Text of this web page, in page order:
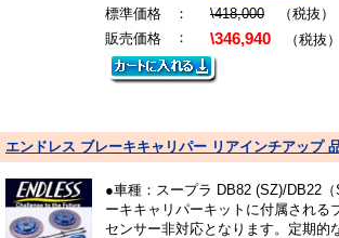
標準価格
： \418,000 （税抜）
販売価格
： \346,940 （税抜）
エンドレス ブレーキキャリパー リアインチアップ
●車種：スープラ DB82 (SZ)/DB22
ーキキャリパーキットに付属される
センサー非対応となります。定期的